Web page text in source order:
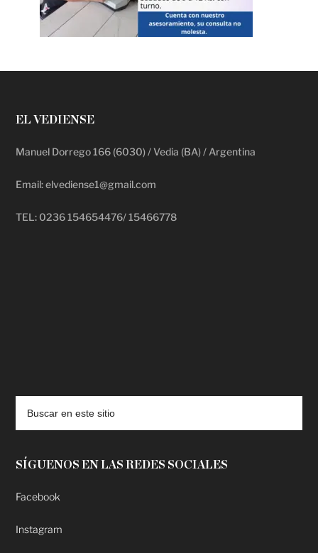
EL VEDIENSE
Manuel Dorrego 166 (6030) / Vedia (BA) / Argentina
Email: elvediense1@gmail.com
TEL: 0236 154654476/ 15466778
SÍGUENOS EN LAS REDES SOCIALES
Facebook
Instagram